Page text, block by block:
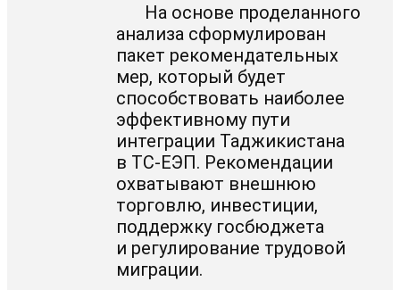
На основе проделанного
анализа сформулирован
пакет рекомендательных
мер, который будет
способствовать наиболее
эффективному пути
интеграции Таджикистана
в ТС-ЕЭП. Рекомендации
охватывают внешнюю
торговлю, инвестиции,
поддержку госбюджета
и регулирование трудовой
миграции.